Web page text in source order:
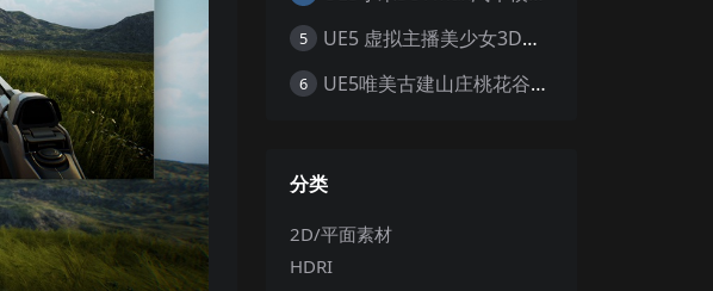
5 UE5 虚拟主播美少女3D模型 赛博朋克风职业套装 游戏角色素材
6 UE5唯美古建山庄桃花谷武侠门派远山植物建筑群寺庙宫殿场景
分类
2D/平面素材
HDRI